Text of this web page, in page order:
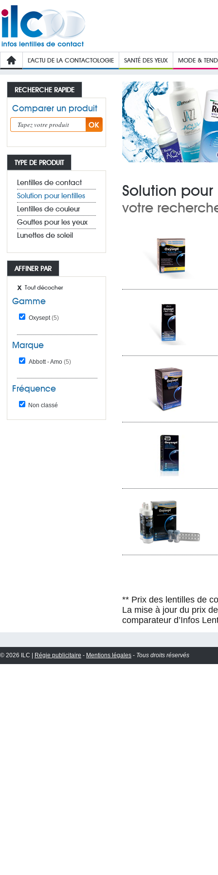
L’ACTU DE LA CONTACTOLOGIE SANTÉ DES YEUX MODE &
RECHERCHE RAPIDE
Comparer un produit
TYPE DE PRODUIT
Lentilles de contact
Solution pour lentilles
Lentilles de couleur
Gouttes pour les yeux
Lunettes de soleil
AFFINER PAR
Tout décocher
Gamme
Oxysept(5)
Marque
Abbott - Amo (5)
Fréquence
Non classé
Solution
votre
** Prix des lentilles de
La mise à jour du prix
comparateur d’Infos
© 2026 ILC | Régie publicitaire - Mentions légales - Tous droits réservés